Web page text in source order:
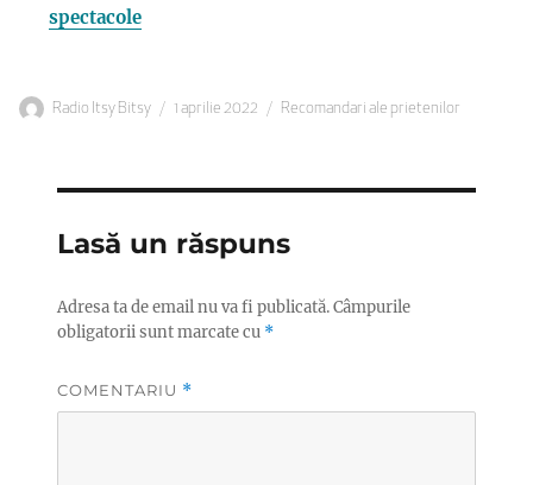
spectacole
Autor
Radio Itsy Bitsy
Publicat
1 aprilie 2022 Categorii
Recomandari ale prietenilor
Lasă un răspuns
Adresa ta de email nu va fi publicată.Câmpurile
obligatorii sunt marcate cu *
COMENTARIU *